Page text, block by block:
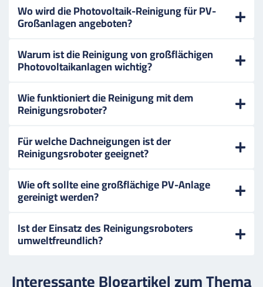
Wo wird die Photovoltaik-Reinigung für PV-
Großanlagen angeboten?
Warum ist die Reinigung von großflächigen
Photovoltaikanlagen wichtig?
Wie funktioniert die Reinigung mit dem
Reinigungsroboter?
Für welche Dachneigungen ist der
Reinigungsroboter geeignet?
Wie oft sollte eine großflächige PV-Anlage
gereinigt werden?
Ist der Einsatz des Reinigungsroboters
umweltfreundlich?
Interessante Blogartikel zum Thema